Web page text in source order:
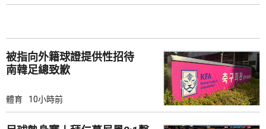
被指向外籍球證提供性招待
南韓足總致歉
體育 10小時前